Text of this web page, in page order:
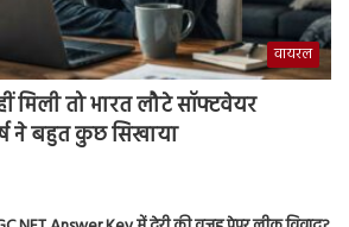
वायरल
मिली तो भारत लौटे सॉफ्टवेयर
ने बहुत कुछ सिखाया